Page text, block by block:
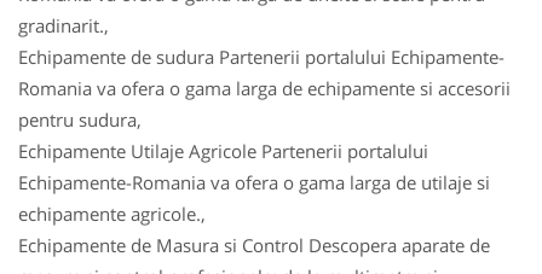
gradinarit.,
Echipamente de sudura Partenerii portalului Echipamente-
Romania va ofera o gama larga de echipamente si accesorii
pentru sudura,
Echipamente Utilaje Agricole Partenerii portalului
Echipamente-Romania va ofera o gama larga de utilaje si
echipamente agricole.,
Echipamente de Masura si Control Descopera aparate de